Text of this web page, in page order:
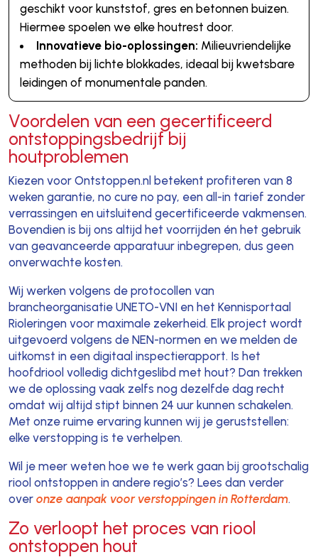
geschikt voor kunststof, gres en betonnen buizen.
Hiermee spoelen we elke houtrest door.
Innovatieve bio-oplossingen: Milieuvriendelijke
methoden bij lichte blokkades, ideaal bij kwetsbare
leidingen of monumentale panden.
Voordelen van een gecertificeerd
ontstoppingsbedrijf bij
houtproblemen
Kiezen voor Ontstoppen.nl betekent profiteren van 8
weken garantie, no cure no pay, een all-in tarief zonder
verrassingen en uitsluitend gecertificeerde vakmensen.
Bovendien is bij ons altijd het voorrijden én het gebruik
van geavanceerde apparatuur inbegrepen, dus geen
onverwachte kosten.
Wij werken volgens de protocollen van
brancheorganisatie UNETO-VNI en het Kennisportaal
Rioleringen voor maximale zekerheid. Elk project wordt
uitgevoerd volgens de NEN-normen en we melden de
uitkomst in een digitaal inspectierapport. Is het
hoofdriool volledig dichtgeslibd met hout? Dan trekken
we de oplossing vaak zelfs nog dezelfde dag recht
omdat wij altijd stipt binnen 24 uur kunnen schakelen.
Met onze ruime ervaring kunnen wij je geruststellen:
elke verstopping is te verhelpen.
Wil je meer weten hoe we te werk gaan bij grootschalig
riool ontstoppen in andere regio’s? Lees dan verder
over onze aanpak voor verstoppingen in Rotterdam.
Zo verloopt het proces van riool
ontstoppen hout